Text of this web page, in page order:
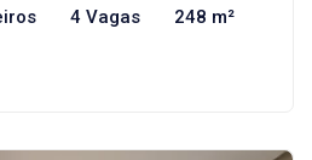
4 Vagas 248 m²